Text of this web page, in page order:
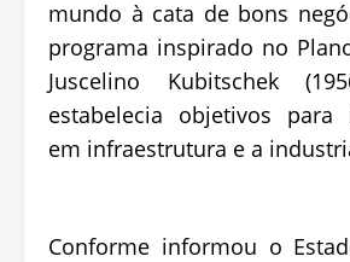
mundo à cata de bons
programa inspirado no
Juscelino Kubitschek
estabelecia objetivos para
em infraestrutura e a
Conforme informou o